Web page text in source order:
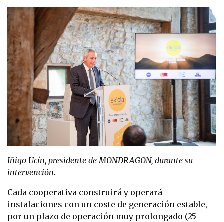
Iñigo Ucín, presidente de MONDRAGON, durante su
intervención.
Cada cooperativa construirá y operará
instalaciones con un coste de generación estable,
por un plazo de operación muy prolongado (25